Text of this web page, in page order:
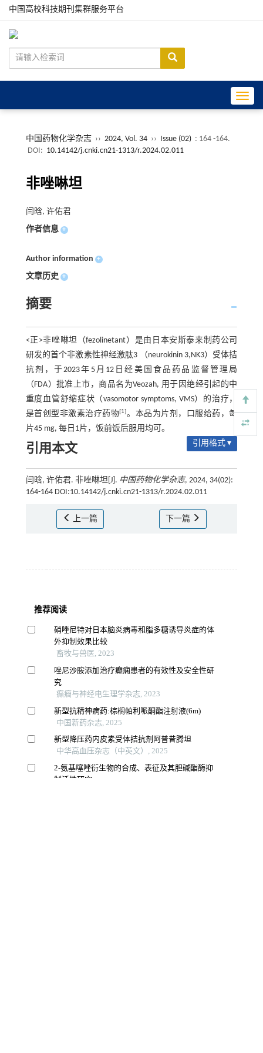
中国高校科技期刊集群服务平台
中国药物化学杂志 ›› 2024, Vol. 34 ›› Issue (02) : 164 -164.
DOI: 10.14142/j.cnki.cn21-1313/r.2024.02.011
非唑啉坦
闫晗, 许佑君
作者信息 +
Author information +
文章历史 +
摘要
<正>非唑啉坦（fezolinetant）是由日本安斯泰来制药公司
研发的首个非激素性神经激肽3 （neurokinin 3,NK3）受体拮
抗剂，于2023年5月12日经美国食品药品监督管理局
（FDA）批准上市，商品名为Veozah, 用于因绝经引起的中
重度血管舒缩症状（vasomotor symptoms, VMS）的治疗，
是首创型非激素治疗药物[1]。本品为片剂，口服给药，每
片45 mg, 每日1片，饭前饭后服用均可。
引用本文 引用格式 ▾
闫晗, 许佑君. 非唑啉坦[J]. 中国药物化学杂志, 2024, 34(02):
164-164 DOI:10.14142/j.cnki.cn21-1313/r.2024.02.011
上一篇 下一篇